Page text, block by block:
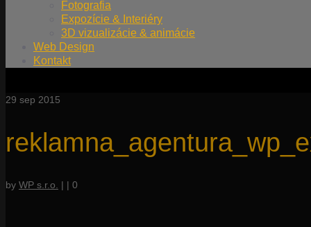
Fotografia
Expozície & Interiéry
3D vizualizácie & animácie
Web Design
Kontakt
29 sep 2015
by WP s.r.o. | | 0